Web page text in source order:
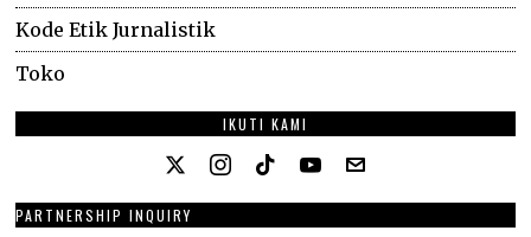
Kode Etik Jurnalistik
Toko
IKUTI KAMI
PARTNERSHIP INQUIRY